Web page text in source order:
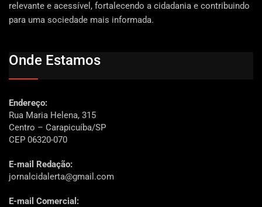
relevante e acessível, fortalecendo a cidadania e contribuindo
para uma sociedade mais informada.
Onde Estamos
Endereço:
Rua Maria Helena, 315
Centro – Carapicuíba/SP
CEP 06320-070
E-mail Redação:
jornalcidalerta@gmail.com
E-mail Comercial: